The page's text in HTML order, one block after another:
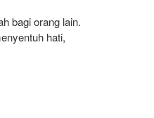
bagi orang lain.
hati,